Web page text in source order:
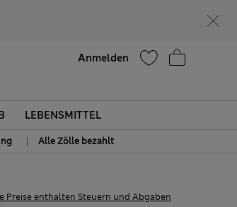
Anmelden
LEBENSMITTEL
| Alle Zölle bezahlt
Preise enthalten Steuern und Abgaben